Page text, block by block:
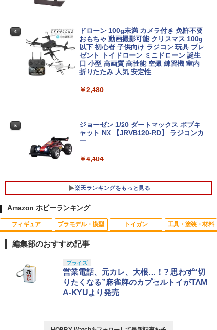
ククラブ AE86 トレノ'85(トヨタ) 【No.
45】 (プラモデル)
￥2,429
【最大1,000円OFFクーポン11日1:59
￥3,080
4
MDLX 『ロックマンX』 ゼロ (塗装済み
可動フィギュア)
￥8,250
トミー T-SPARK 【1月予約】
￥8,380
FCC/Pro&T Sig Sauer P250DCc 1/4 ミ
ニピストル キーチェーン
5
【P5倍以上！全商品！8/4 20:00から】
カネキャップ 害獣駆除 熊よけ 害獣脅し
鳥害対策 ビッグバン ピストル用 8連発
爆音 モデルガン 発火 銃 スターターピス
トル 運動会 日本製 送料無料
￥1,180
4
ドローン 100g未満 カメラ付き 免許不要
おもちゃ 動画撮影可能 クリスマス 100g
以下 初心者 子供向け ラジコン 玩具 プレ
ゼント トイドローン ミニドローン 誕生
日 小型 高画質 高性能 空撮 練習機 室内
折りたたみ 人気 安定性
￥2,480
5
ジョーゼン 1/20 ダートマックス ボブキ
ャット NX 【JRVB120-RD】 ラジコンカ
ー
￥4,404
楽天ランキングをもっと見る
Amazon ホビーランキング
フィギュア
タカラトミー(TAKARA TOMY) T-SPAR
K トランスフォーマー ニューレジェンズ
NL-07 サウンドウェーブ 可動フィギュア
￥4,440
プラモデル・模型
BANDAI SPIRITS(バンダイ スピリッツ)
30MS SIS-J00 メルンジャ[カラーA] 色
分け済みプラモデル
￥4,200
トイガン
東京マルイ(TOKYO MARUI) No.25 コル
ト ガバメント HG 18歳以上エアーHOP
ハンドガン
￥3,384
工具・塗装・材料
タミヤ クラフトツールシリーズ No.123
先細薄刃ニッパー (ゲートカット用) プラ
モデル用工具 74123
￥2,781
編集部のおすすめ記事
プライズ
営業電話、元カレ、大根…！? 思わず“切
りたくなる”麻雀牌のカプセルトイがTAM
A-KYUより発売